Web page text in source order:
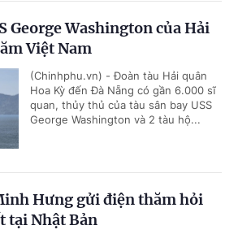
George Washington của Hải
Việt Nam
(Chinhphu.vn) - Đoàn tàu Hải quân
Hoa Kỳ đến Đà Nẵng có gần 6.000 sĩ
quan, thủy thủ của tàu sân bay USS
George Washington và 2 tàu hộ...
Hưng gửi điện thăm hỏi
tại Nhật Bản